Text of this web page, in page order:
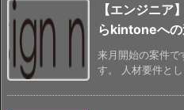
【エンジニア
らkintoneへ
来月開始の案件で
す。 人材要件と